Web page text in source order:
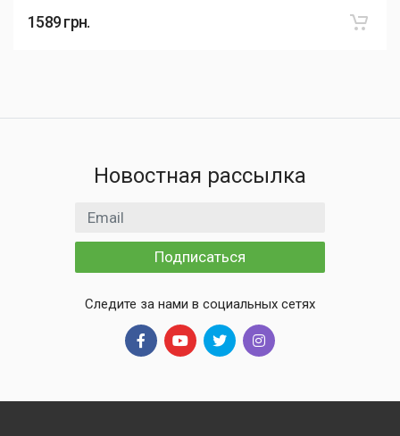
1589грн.
Новостная рассылка
Email адрес
Подписаться
Следите за нами в социальных сетях